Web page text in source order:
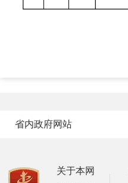
省内政府网站
关于本网